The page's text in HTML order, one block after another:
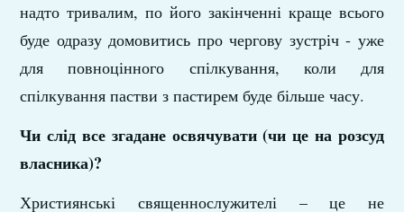
надто тривалим, по його закінченні краще всього
буде одразу домовитись про чергову зустріч - уже
для повноцінного спілкування, коли для
спілкування пастви з пастирем буде більше часу.
Чи слід все згадане освячувати (чи це на розсуд
власника)?
Християнські священнослужителі – це не